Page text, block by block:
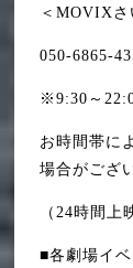
＜MOVIXさ
050-6865-
※9:30～
お時間帯に
場合がござ
（24時間上
■各劇場イ